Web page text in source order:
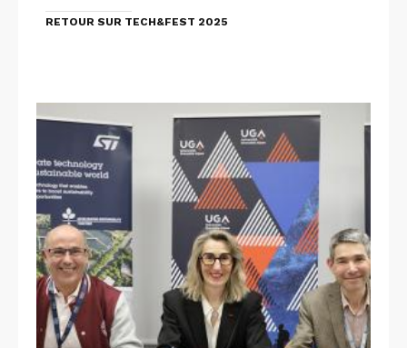
RETOUR SUR TECH&FEST 2025